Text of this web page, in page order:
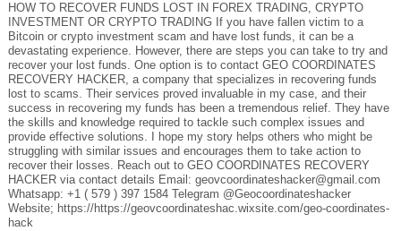
HOW TO RECOVER FUNDS LOST IN FOREX TRADING, CRYPTO
INVESTMENT OR CRYPTO TRADING If you have fallen victim to a
Bitcoin or crypto investment scam and have lost funds, it can be a
devastating experience. However, there are steps you can take to try and
recover your lost funds. One option is to contact GEO COORDINATES
RECOVERY HACKER, a company that specializes in recovering funds
lost to scams. Their services proved invaluable in my case, and their
success in recovering my funds has been a tremendous relief. They have
the skills and knowledge required to tackle such complex issues and
provide effective solutions. I hope my story helps others who might be
struggling with similar issues and encourages them to take action to
recover their losses. Reach out to GEO COORDINATES RECOVERY
HACKER via contact details Email: geovcoordinateshacker@gmail.com
Whatsapp: +1 ( 579 ) 397 1584 Telegram @Geocoordinateshacker
Website; https://https://geovcoordinateshac.wixsite.com/geo-coordinates-
hack